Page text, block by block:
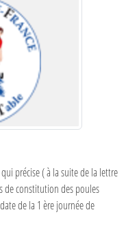
précise ( à la suite de la lettre
de constitution des poules
de la 1 ère journée de